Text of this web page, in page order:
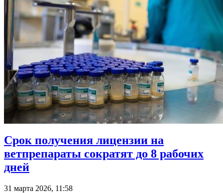
Срок получения лицензии на
ветпрепараты сократят до 8 рабочих
дней
31 марта 2026, 11:58